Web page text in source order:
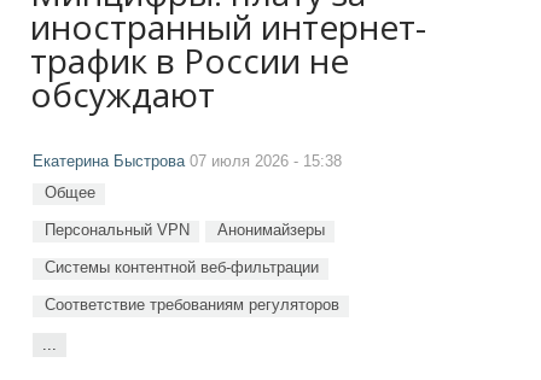
иностранный интернет-
трафик в России не
обсуждают
Екатерина Быстрова07 июля 2026 - 15:38
Общее
Персональный VPN Анонимайзеры
Системы контентной веб-фильтрации
Соответствие требованиям регуляторов
...